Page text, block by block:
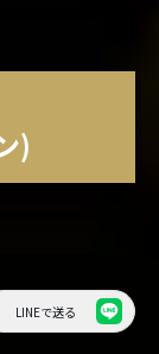
)
LINEで送る